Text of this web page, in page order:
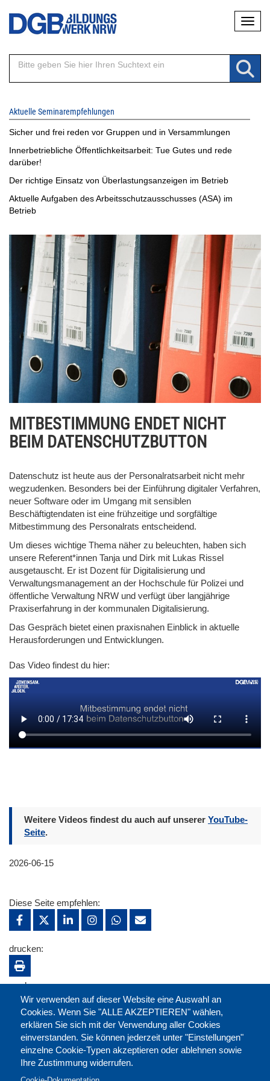
Direkt
Inhalt
Aktuelle Seminarempfehlungen
Sicher und frei reden vor Gruppen und in Versammlungen
Innerbetriebliche Öffentlichkeitsarbeit: Tue Gutes und rede
darüber!
Der richtige Einsatz von Überlastungsanzeigen im Betrieb
Aktuelle Aufgaben des Arbeitsschutzausschusses (ASA) im
Betrieb
MITBESTIMMUNG ENDET NICHT
BEIM DATENSCHUTZBUTTON
Datenschutz ist heute aus der Personalratsarbeit nicht mehr
wegzudenken. Besonders bei der Einführung digitaler Verfahren,
neuer Software oder im Umgang mit sensiblen
Beschäftigtendaten ist eine frühzeitige und sorgfältige
Mitbestimmung des Personalrats entscheidend.
Um dieses wichtige Thema näher zu beleuchten, haben sich
unsere Referent*innen Tanja und Dirk mit Lukas Rissel
ausgetauscht. Er ist Dozent für Digitalisierung und
Verwaltungsmanagement an der Hochschule für Polizei und
öffentliche Verwaltung NRW und verfügt über langjährige
Praxiserfahrung in der kommunalen Digitalisierung.
Das Gespräch bietet einen praxisnahen Einblick in aktuelle
Herausforderungen und Entwicklungen.
Das Video findest du hier:
Video file
Weitere Videos findest du auch auf unserer YouTube-
Seite.
2026-06-15
Wir verwenden auf dieser Website eine Auswahl an
Cookies. Wenn Sie "ALLE AKZEPTIEREN" wählen,
erklären Sie sich mit der Verwendung aller Cookies
einverstanden. Sie können jederzeit unter "Einstellungen"
einzelne Cookie-Typen akzeptieren oder ablehnen sowie
Ihre Zustimmung widerrufen.
Diese Seite empfehlen:
drucken:
merken: